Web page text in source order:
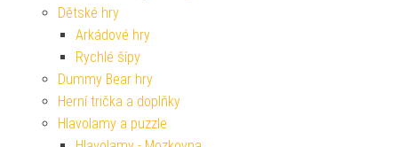
Dětské hry
Arkádové hry
Rychlé šípy
Dummy Bear hry
Herní trička a doplňky
Hlavolamy a puzzle